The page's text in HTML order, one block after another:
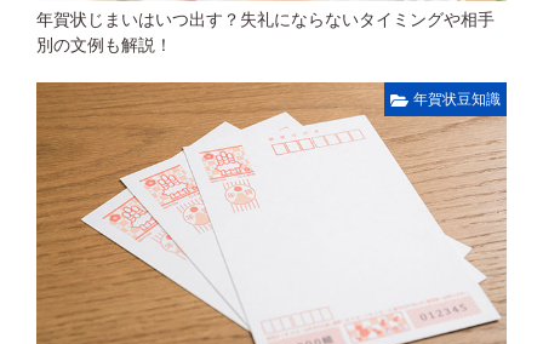
年賀状じまいはいつ出す？失礼にならないタイミングや相手
別の文例も解説！
年賀状豆知識